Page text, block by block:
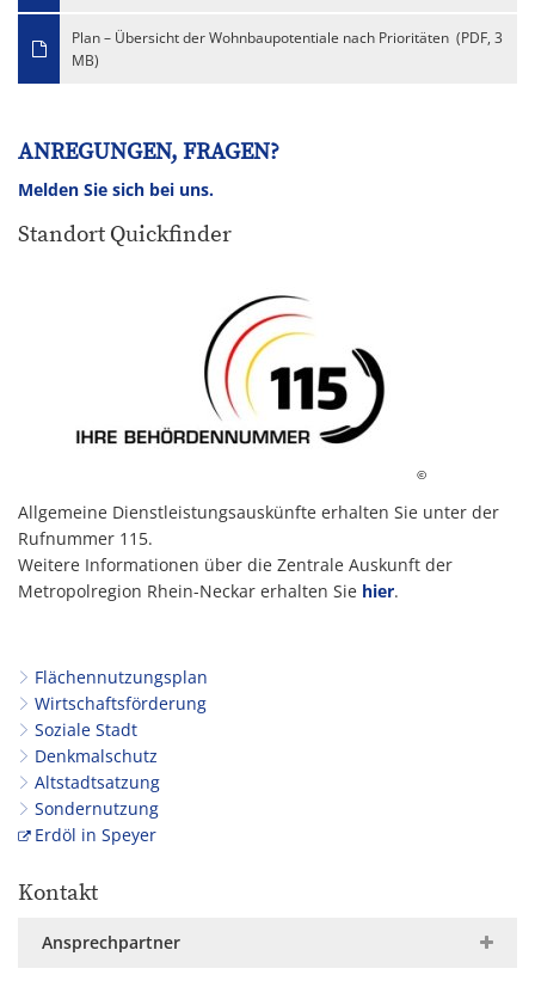
Plan – Übersicht der Wohnbaupotentiale nach Prioritäten (PDF, 3
MB)
ANREGUNGEN, FRAGEN?
Melden Sie sich bei uns.
Standort Quickfinder
©
Allgemeine Dienstleistungsauskünfte erhalten Sie unter der
Rufnummer 115.
Weitere Informationen über die Zentrale Auskunft der
Metropolregion Rhein-Neckar erhalten Sie hier.
Flächennutzungsplan
Wirtschaftsförderung
Soziale Stadt
Denkmalschutz
Altstadtsatzung
Sondernutzung
Erdöl in Speyer
Kontakt
Ansprechpartner